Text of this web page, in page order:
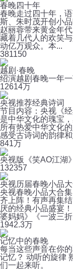
春晚四十年
春晚走过四十年，
斯、朱时茂开创小
赵丽蓉带来黄金年
藏着几代人的欢笑
动亿万观众。本...
381150
越剧·春晚
绍演越剧春晚一年
12614万
央视推荐经典诗词
节目内容：央视《
是中华文化的瑰宝
所有热爱中华文化
感受古诗词的韵律
841万
央视版《笑AO江湖》
132357
央视历届春晚小品
央视春晚小品大合
齐上阵！有声再集
厌的经典小品盛宴
婆妈妈》《一波三
1942.3万
记忆中的春晚
每当这些声音在你
记忆？ 动听的旋律
们一起来听。